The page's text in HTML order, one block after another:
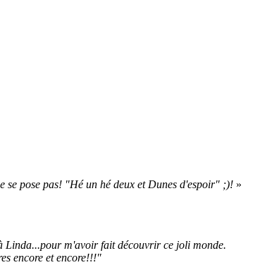
se pose pas! "Hé un hé deux et Dunes d'espoir" ;)! »
Linda...pour m'avoir fait découvrir ce joli monde.
encore et encore!!!"